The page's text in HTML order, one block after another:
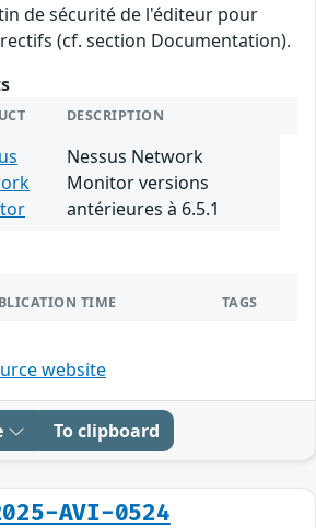
de sécurité de l'éditeur pour
(cf. section Documentation).
DESCRIPTION
Nessus Network
Monitor versions
antérieures à 6.5.1
TIME TAGS
website
To clipboard
AVI-0524